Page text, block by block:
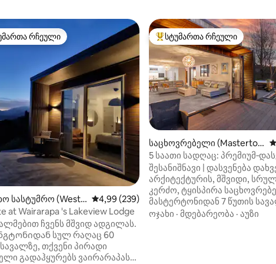
5‑დან 4,82, 141 მიმოხილვა
რჩეული მოწინავე ვარიანტი
რჩეული
სასტუმრო (Weste საშუალო შეფასებაა 5‑დან 4,99, 239
4,99 (239)
at Wairarapa 's Lakeview Lodge
ჩვენს მშვიდ ადგილას.
სულ რაღაც 60
თქვენი პირადი
გადაჰყურებს ვაირარაპას
სტუმართა რჩეული მოწინავე
სტუმართა რჩეული
საცხოვრებელი (Masterto
n)
​5 საათი სადღაც:
ვაირარაპაში
შესანიშნავი | დასვენება
არქიტექტურის, მშვიდი,
კერძო, ტყისპირა
მასტერტონიდან 7 წუთის
მაღალი კლასის
ოჯახი · მდებარეობა · აუზი